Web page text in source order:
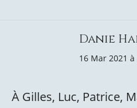
Danie
16 Mar 2021
À Gilles, Luc, Patrice,